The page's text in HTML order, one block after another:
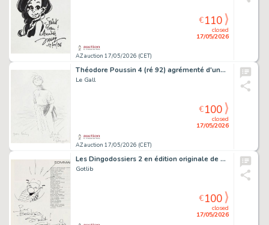
AZ auction 17/05/2026 (CET)
closed
17/05/2026
€110
Théodore Poussin 4 (ré 92) agrémenté d'une…
Le Gall
AZ auction 17/05/2026 (CET)
closed
17/05/2026
€100
Les Dingodossiers 2 en édition originale de 1972…
Gotlib
closed
17/05/2026
€100